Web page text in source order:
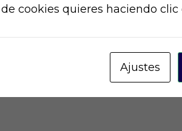
entrada. Edítala o bórrala,
cookies quieres haciendo clic
Ajustes